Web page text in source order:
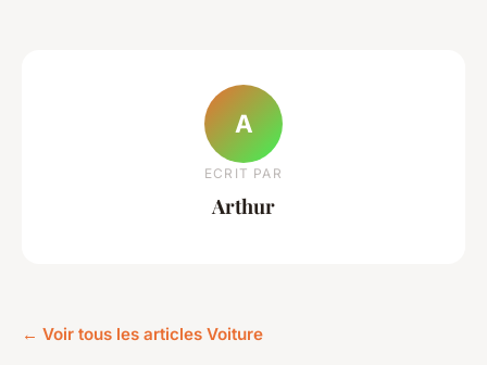
A
ECRIT PAR
Arthur
← Voir tous les articles Voiture